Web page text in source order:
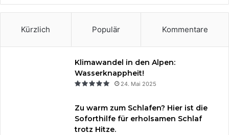
t
m
Kürzlich Populär Kommentare
Klimawandel in den Alpen:
Wasserknappheit!
24. Mai 2025
Zu warm zum Schlafen? Hier ist die
Soforthilfe für erholsamen Schlaf
trotz Hitze.